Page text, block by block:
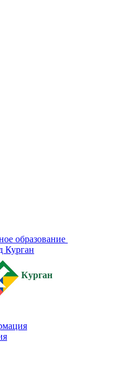
образование
Курган
Курган